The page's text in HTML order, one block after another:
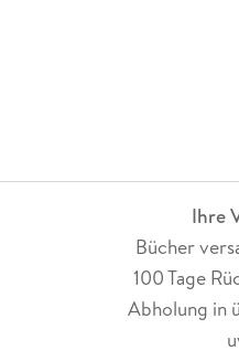
Ihre
Bücher
100 Tage
Abholung in